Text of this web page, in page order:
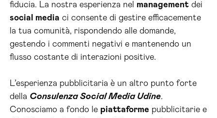
fiducia. La nostra esperienza nel management dei
social media ci consente di gestire efficacemente
la tua comunità, rispondendo alle domande,
gestendo i commenti negativi e mantenendo un
flusso costante di interazioni positive.
L’esperienza pubblicitaria è un altro punto forte
della Consulenza Social Media Udine.
Conosciamo a fondo le piattaforme pubblicitarie e